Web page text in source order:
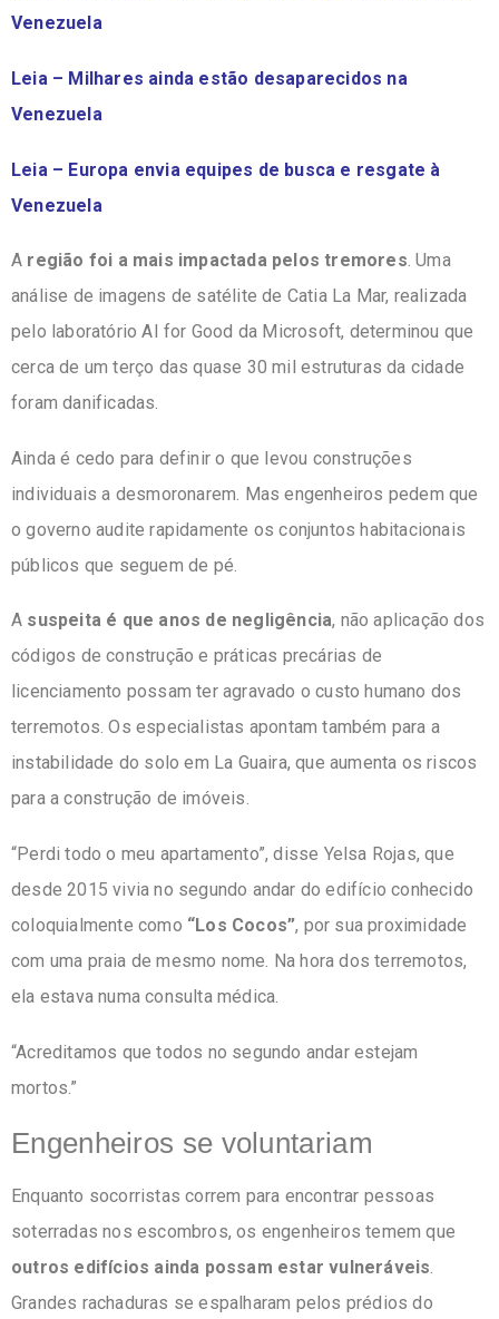
Venezuela
Leia – Milhares ainda estão desaparecidos na
Venezuela
Leia – Europa envia equipes de busca e resgate à
Venezuela
A região foi a mais impactada pelos tremores. Uma
análise de imagens de satélite de Catia La Mar, realizada
pelo laboratório AI for Good da Microsoft, determinou que
cerca de um terço das quase 30 mil estruturas da cidade
foram danificadas.
Ainda é cedo para definir o que levou construções
individuais a desmoronarem. Mas engenheiros pedem que
o governo audite rapidamente os conjuntos habitacionais
públicos que seguem de pé.
A suspeita é que anos de negligência, não aplicação dos
códigos de construção e práticas precárias de
licenciamento possam ter agravado o custo humano dos
terremotos. Os especialistas apontam também para a
instabilidade do solo em La Guaira, que aumenta os riscos
para a construção de imóveis.
“Perdi todo o meu apartamento”, disse Yelsa Rojas, que
desde 2015 vivia no segundo andar do edifício conhecido
coloquialmente como “Los Cocos”, por sua proximidade
com uma praia de mesmo nome. Na hora dos terremotos,
ela estava numa consulta médica.
“Acreditamos que todos no segundo andar estejam
mortos.”
Engenheiros se voluntariam
Enquanto socorristas correm para encontrar pessoas
soterradas nos escombros, os engenheiros temem que
outros edifícios ainda possam estar vulneráveis
Grandes rachaduras se espalharam pelos prédios do